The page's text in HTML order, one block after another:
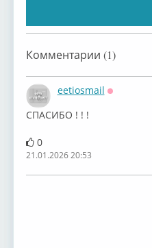
Комментарии (1)
eetiosmail
СПАСИБО ! ! !
0
21.01.2026 20:53